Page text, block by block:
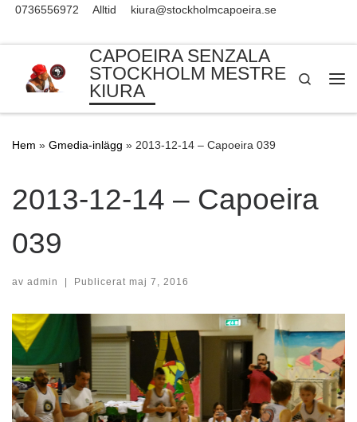
0736556972 Alltid kiura@stockholmcapoeira.se
CAPOEIRA SENZALA
STOCKHOLM MESTRE
KIURA
Search
Hem » Gmedia-inlägg » 2013-12-14 – Capoeira 039
2013-12-14 – Capoeira
039
av admin | Publicerat maj 7, 2016